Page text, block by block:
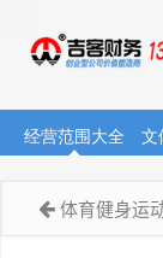
经营范围大全 文
体育健身运